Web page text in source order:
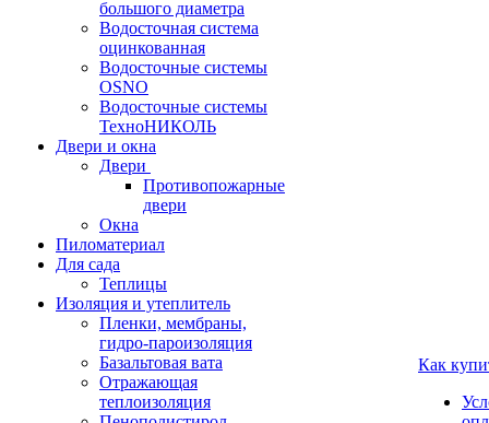
большого диаметра
Водосточная система
оцинкованная
Водосточные системы
OSNO
Водосточные системы
ТехноНИКОЛЬ
Двери и окна
Двери
Противопожарные
двери
Окна
Пиломатериал
Для сада
Теплицы
Изоляция и утеплитель
Пленки, мембраны,
гидро-пароизоляция
Базальтовая вата
Отражающая
теплоизоляция
Как